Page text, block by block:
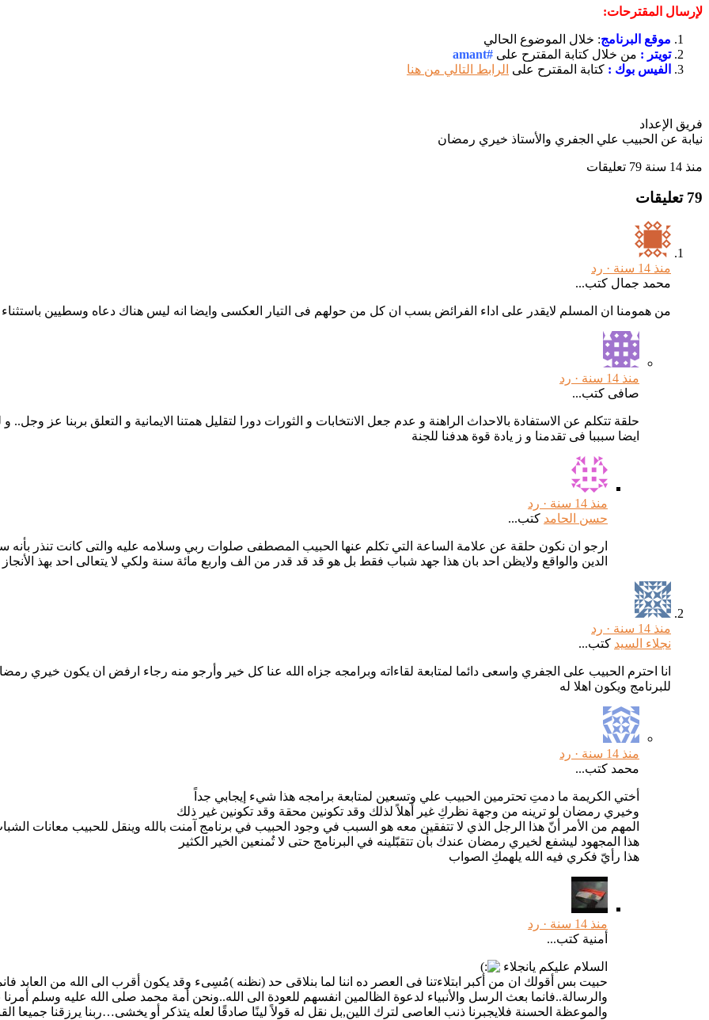
لإرسال المقترحات:
موقع البرنامج: خلال الموضوع الحالي
تويتر : من خلال كتابة المقترح على #amant
الفيس بوك : كتابة المقترح على الرابط التالي من هنا
فريق الإعداد
نيابة عن الحبيب علي الجفري والأستاذ خيري رمضان
منذ 14 سنة 79 تعليقات
79 تعليقات
منذ 14 سنة ·
رد
محمد جمال كتب...
من همومنا ان المسلم لايقدر على اداء الفرائض بسب ان كل من حولهم فى التيار العكسى وايضا انه ليس هناك دعاه وسطيين باستثناء
منذ 14 سنة ·
رد
صافى كتب...
حلقة تتكلم عن الاستفادة بالاحداث الراهنة و عدم جعل الانتخابات و الثورات دورا لتقليل همتنا الايمانية و التعلق بربنا عز
ايضا سبببا فى تقدمنا و ز يادة قوة هدفنا للجنة
منذ 14 سنة ·
رد
حسن الحامد كتب...
ارجو ان نكون حلقة عن علامة الساعة التي تكلم عنها الحبيب المصطفى صلوات ربي وسلامه عليه والتى كانت تنذر
الدين والواقع ولايظن احد بان هذا جهد شباب فقط بل هو قد قد قدر من الف واربع مائة سنة ولكي لا يتعالى احد بهذ الأنجاز
منذ 14 سنة ·
رد
نجلاء السيد كتب...
انا احترم الحبيب على الجفري واسعى دائما لمتابعة لقاءاته وبرامجه جزاه الله عنا كل خير وأرجو منه رجاء ارفض ان يكون خيري
للبرنامج ويكون اهلا له
منذ 14 سنة ·
رد
محمد كتب...
أختي الكريمة ما دمتِ تحترمين الحبيب علي وتسعين لمتابعة برامجه هذا شيء إيجابي جداً
وخيري رمضان لو ترينه من وجهة نظركِ غير أهلاً لذلك وقد تكونين محقة وقد تكونين غير ذلك
المهم من الأمر أنّ هذا الرجل الذي لا تتفقين معه هو السبب في وجود الحبيب في برنامج آمنت بالله وينقل للحبيب معانات
هذا المجهود ليشفع لخيري رمضان عندك بأن تتقبّلينه في البرنامج حتى لا تُمنعين الخير الكثير
هذا رأيّ فكري فيه الله يلهمكِ الصواب
منذ 14 سنة ·
رد
أمنية كتب...
السلام عليكم يانجلاء
حبيت بس أقولك ان من أكبر ابتلاءتنا فى العصر ده اننا لما بنلاقى حد (نظنه )مُسِىء وقد يكون أقرب الى الله من العابد
والرسالة..فانما بعث الرسل والأنبياء لدعوة الظالمين انفسهم للعودة الى الله..ونحن أمة محمد صلى الله عليه وسلم
والموعظة الحسنة فلايجبرنا ذنب العاصى لترك اللين,بل نقل له قولاً لينًا صادقًا لعله يتذكر أو يخشى…ربنا يرزقنا جميعا